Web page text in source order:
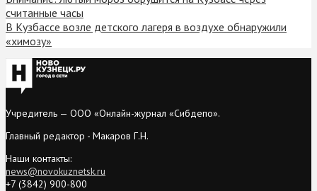
считанные часы
В Кузбассе возле детского лагеря в воздухе обнаружили
«химозу»
Учредитель — ООО «Онлайн-журнал «Сибдепо».
Главный редактор - Макаров Г.Н.
Наши контакты:
news@novokuznetsk.ru
+7 (3842) 900-800